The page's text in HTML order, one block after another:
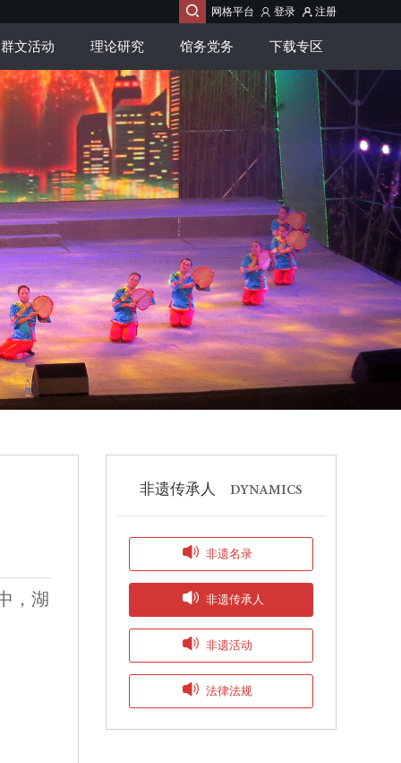
 网格平台 登录 注册
群文活动 理论研究 馆务党务 下载专区
，湖
非遗传承人 DYNAMICS
 非遗名录
 非遗传承人
 非遗活动
 法律法规